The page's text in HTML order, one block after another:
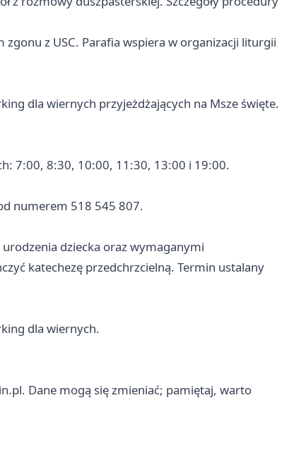
zgonu z USC. Parafia wspiera w organizacji liturgii
dla wiernych przyjeżdżających na Msze święte.
7:00, 8:30, 10:00, 11:30, 13:00 i 19:00.
numerem 518 545 807.
dziecka oraz wymaganymi
katechezę przedchrzcielną. Termin ustalany
dla wiernych.
Dane mogą się zmieniać; pamiętaj, warto